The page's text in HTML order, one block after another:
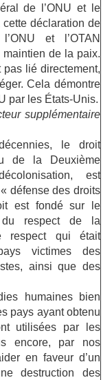
de l’ONU et le
déclaration de
et l’OTAN
de la paix.
lié directement,
Cela démontre
par les États-Unis.
supplémentaire
le droit
de la Deuxième
est
défense des droits
est fondé sur le
respect de la
respect qui était
victimes des
ainsi que des
humaines bien
pays ayant obtenu
utilisées par les
encore, par nos
en faveur d’un
destruction des